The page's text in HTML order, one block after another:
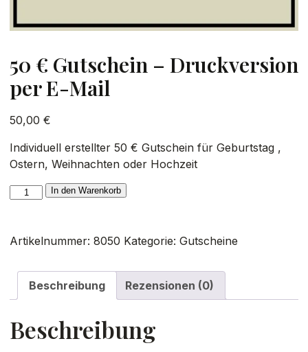
50 € Gutschein – Druckversion
per E-Mail
50,00 €
Individuell erstellter 50 € Gutschein für Geburtstag ,
Ostern, Weihnachten oder Hochzeit
-
per
Menge
In den Warenkorb
Artikelnummer: 8050 Kategorie: Gutscheine
Beschreibung Rezensionen (0)
Beschreibung